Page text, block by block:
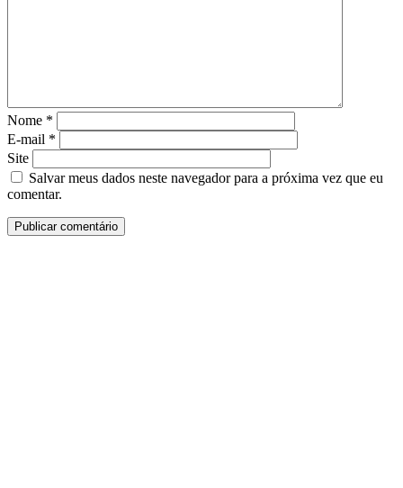
Nome *
E-mail *
Site
Salvar meus dados neste navegador para a próxima vez que eu
comentar.